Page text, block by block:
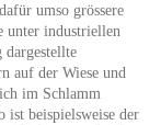
umso grössere
unter industriellen
dargestellte
auf der Wiese und
im Schlamm
ist beispielsweise der